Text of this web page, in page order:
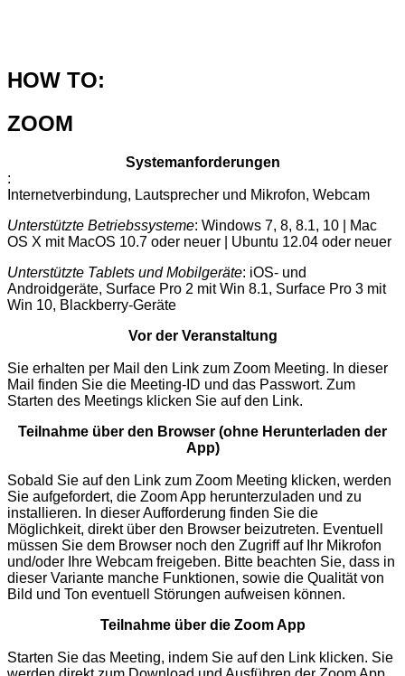
HOW TO:
ZOOM
Systemanforderungen
:
Internetverbindung, Lautsprecher und Mikrofon, Webcam
Unterstützte Betriebssysteme: Windows 7, 8, 8.1, 10 | Mac
OS X mit MacOS 10.7 oder neuer | Ubuntu 12.04 oder neuer
Unterstützte Tablets und Mobilgeräte: iOS- und
Androidgeräte, Surface Pro 2 mit Win 8.1, Surface Pro 3 mit
Win 10, Blackberry-Geräte
Vor der Veranstaltung
Sie erhalten per Mail den Link zum Zoom Meeting. In dieser
Mail finden Sie die Meeting-ID und das Passwort. Zum
Starten des Meetings klicken Sie auf den Link.
Teilnahme über den Browser (ohne Herunterladen der
App)
Sobald Sie auf den Link zum Zoom Meeting klicken, werden
Sie aufgefordert, die Zoom App herunterzuladen und zu
installieren. In dieser Aufforderung finden Sie die
Möglichkeit, direkt über den Browser beizutreten. Eventuell
müssen Sie dem Browser noch den Zugriff auf Ihr Mikrofon
und/oder Ihre Webcam freigeben. Bitte beachten Sie, dass in
dieser Variante manche Funktionen, sowie die Qualität von
Bild und Ton eventuell Störungen aufweisen können.
Teilnahme über die Zoom App
Starten Sie das Meeting, indem Sie auf den Link klicken. Sie